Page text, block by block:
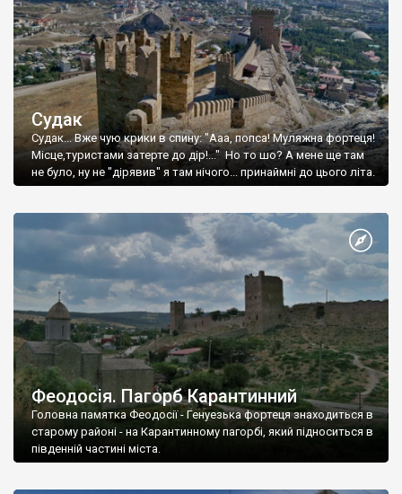
Судак
Судак... Вже чую крики в спину: "Ааа, попса! Муляжна фортеця!
Місце,туристами затерте до дір!..." Но то шо? А мене ще там
не було, ну не "дірявив" я там нічого... принаймні до цього літа.
Феодосія. Пагорб Карантинний
Головна памятка Феодосії - Генуезька фортеця знаходиться в
старому районі - на Карантинному пагорбі, який підноситься в
південній частині міста.